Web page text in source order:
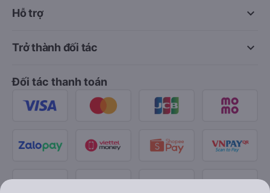
keyboard_arrow_down
Hỗ trợ
keyboard_arrow_down
Trở thành đối tác
Đối tác thanh toán